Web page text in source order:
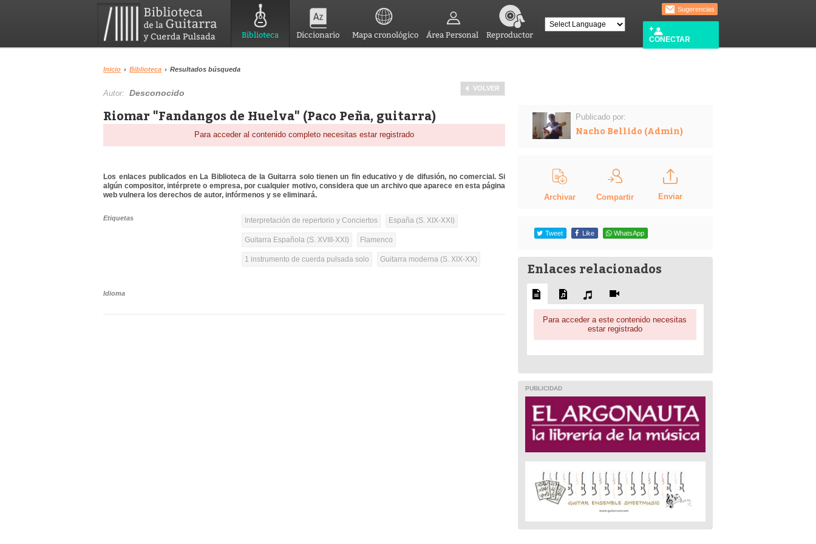
Biblioteca Diccionario Mapa cronológico Área Personal Reproductor
Sugerencias
CONECTAR
Inicio › Biblioteca › Resultados búsqueda
VOLVER
Autor:Desconocido
Riomar "Fandangos de Huelva" (Paco Peña, guitarra)
Para acceder al contenido completo necesitas estar registrado
Los enlaces publicados en La Biblioteca de la Guitarra solo tienen un fin educativo y de difusión, no comercial. Si
algún compositor, intérprete o empresa, por cualquier motivo, considera que un archivo que aparece en esta página
web vulnera los derechos de autor, infórmenos y se eliminará.
Etiquetas Interpretación de repertorio y Conciertos España (S. XIX-XXI)
Guitarra Española (S. XVIII-XXI) Flamenco
1 instrumento de cuerda pulsada solo Guitarra moderna (S. XIX-XX)
Idioma
Publicado por:
Nacho Bellido (Admin)
Archivar Compartir Enviar
Tweet Like WhatsApp
Enlaces relacionados
Para acceder a este contenido necesitas
estar registrado
PUBLICIDAD